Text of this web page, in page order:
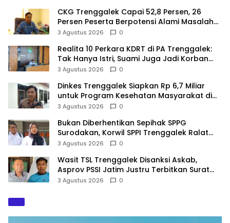
CKG Trenggalek Capai 52,8 Persen, 26
Persen Peserta Berpotensi Alami Masalah
Kejiwaan
3 Agustus 2026 0
Realita 10 Perkara KDRT di PA Trenggalek:
Tak Hanya Istri, Suami Juga Jadi Korban
Kekerasan
3 Agustus 2026 0
Dinkes Trenggalek Siapkan Rp 6,7 Miliar
untuk Program Kesehatan Masyarakat di
2027
3 Agustus 2026 0
Bukan Diberhentikan Sepihak SPPG
Surodakan, Korwil SPPI Trenggalek Ralat
Pernyataan Soal Permata Umat Tolak MBG
3 Agustus 2026 0
Wasit TSL Trenggalek Disanksi Askab,
Asprov PSSI Jatim Justru Terbitkan Surat
Tugas di Hari yang Sama
3 Agustus 2026 0